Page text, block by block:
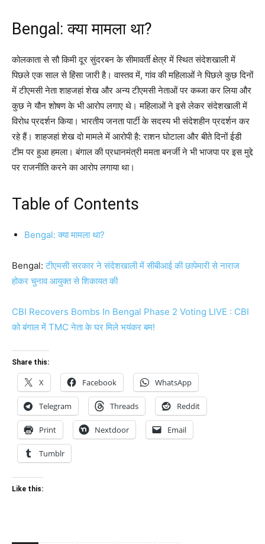
Bengal: क्या मामला था?
कोलकाता से सौ किमी दूर सुंदरबन के सीमावर्ती क्षेत्र में स्थित संदेशखाली में
पिछले एक साल से हिंसा जारी है। वास्तव में, गांव की महिलाओं ने पिछले कुछ दिनों
में टीएमसी नेता शाहजहां शेख और अन्य टीएमसी नेताओं पर कब्जा कर लिया और
कुछ ने यौन शोषण के भी आरोप लगाए थे। महिलाओं ने इसे लेकर संदेशखाली में
विरोध प्रदर्शन किया। भारतीय जनता पार्टी के सदस्य भी संदेशहीन प्रदर्शन कर
रहे हैं। शाहजहां शेख दो मामले में आरोपी है: राशन घोटाला और बीते दिनों ईडी
टीम पर हुआ हमला। बंगाल की प्रधानमंत्री ममता बनर्जी ने भी भाजपा पर इस मुद्दे
पर राजनीति करने का आरोप लगाया था।
Table of Contents
Bengal: क्या मामला था?
Bengal:टीएमसी सरकार ने संदेशखाली में सीबीआई की छापेमारी से नाराज
होकर चुनाव आयुक्त से शिकायत की
CBI Recovers Bombs In Bengal Phase 2 Voting LIVE : CBI
को बंगाल में TMC नेता के घर मिले भयंकर बम!
Share this:
X Facebook WhatsApp
Telegram Threads Reddit
Print Nextdoor Email
Tumblr
Like this: